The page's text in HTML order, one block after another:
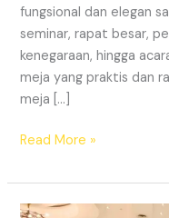
fungsional dan elegan
seminar, rapat besar,
kenegaraan, hingga
meja yang praktis dan
meja […]
SEWA
IBM
BEKASI
Read More »